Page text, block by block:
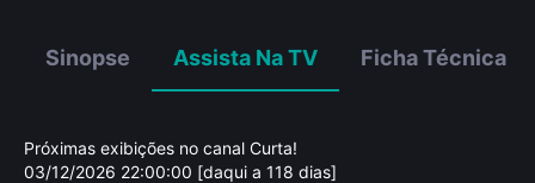
Sinopse Assista Na TV Ficha Técnica
Próximas exibições no canal Curta!
03/12/2026 22:00:00 [daqui a 118 dias]